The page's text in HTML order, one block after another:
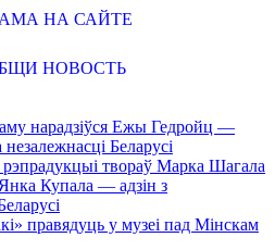
НА САЙТЕ
НОВОСТЬ
нарадзіўся Ежы Гедройц —
Беларусі
рэпрадукцыі твораў Марка Шагала
Купала — адзін з
правядуць у музеі пад Мінскам